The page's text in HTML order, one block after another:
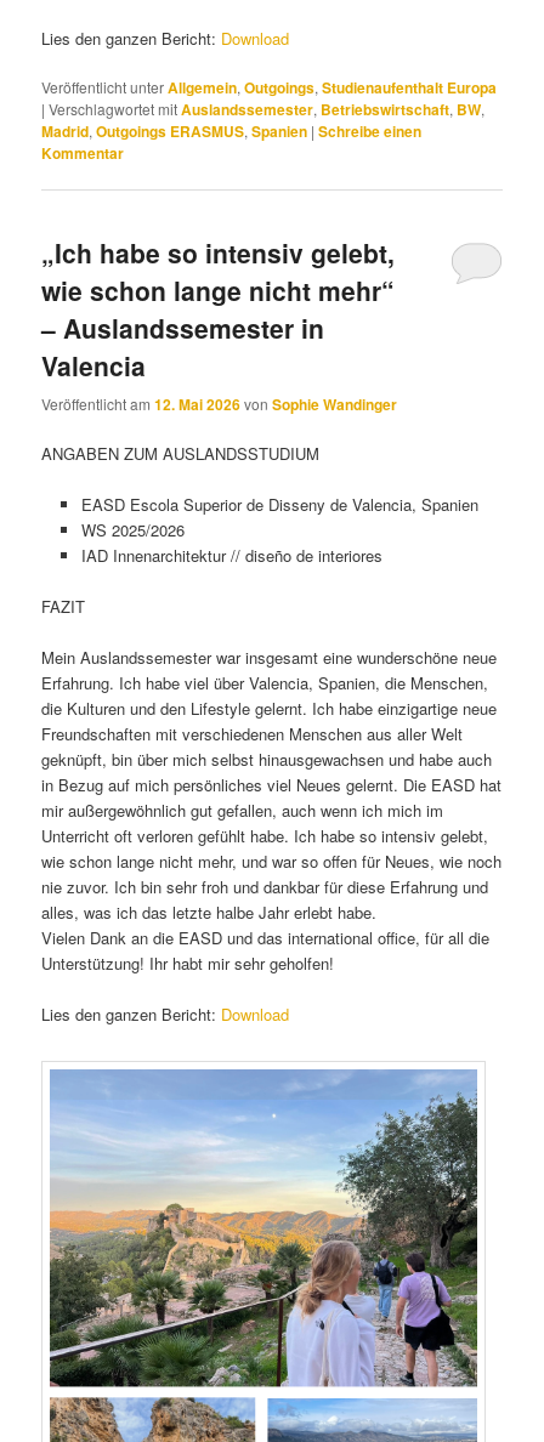
Lies den ganzen Bericht: Download
Veröffentlicht unterAllgemein,Outgoings,Studienaufenthalt Europa
|Verschlagwortet mitAuslandssemester, Betriebswirtschaft, BW,
Madrid,Outgoings ERASMUS,Spanien |Schreibe einen
Kommentar
„Ich habe so intensiv gelebt,
wie schon lange nicht mehr“
– Auslandssemester in
Valencia
Veröffentlicht am12. Mai 2026vonSophie Wandinger
ANGABEN ZUM AUSLANDSSTUDIUM
EASD Escola Superior de Disseny de Valencia, Spanien
WS 2025/2026
IAD Innenarchitektur // diseño de interiores
FAZIT
Mein Auslandssemester war insgesamt eine wunderschöne neue
Erfahrung. Ich habe viel über Valencia, Spanien, die Menschen,
die Kulturen und den Lifestyle gelernt. Ich habe einzigartige neue
Freundschaften mit verschiedenen Menschen aus aller Welt
geknüpft, bin über mich selbst hinausgewachsen und habe auch
in Bezug auf mich persönliches viel Neues gelernt. Die EASD hat
mir außergewöhnlich gut gefallen, auch wenn ich mich im
Unterricht oft verloren gefühlt habe. Ich habe so intensiv gelebt,
wie schon lange nicht mehr, und war so offen für Neues, wie noch
nie zuvor. Ich bin sehr froh und dankbar für diese Erfahrung und
alles, was ich das letzte halbe Jahr erlebt habe.
Vielen Dank an die EASD und das international office, für all die
Unterstützung! Ihr habt mir sehr geholfen!
Lies den ganzen Bericht: Download